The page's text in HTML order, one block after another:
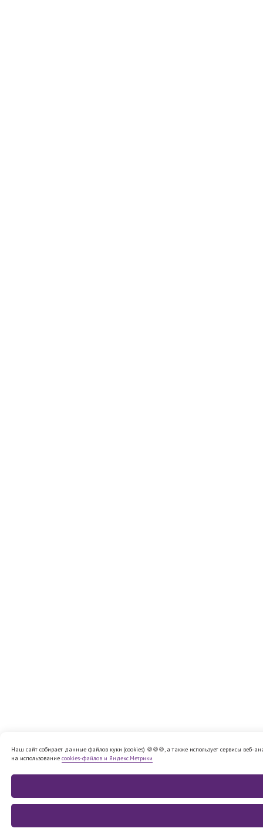
Наш сайт собирает данные файлов куки (cookies) 🍪🍪🍪, а также использует сервисы
на использование cookies-файлов и Яндекс.Метрики